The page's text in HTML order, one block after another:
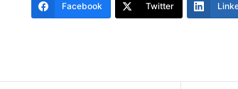
Facebook Twitter